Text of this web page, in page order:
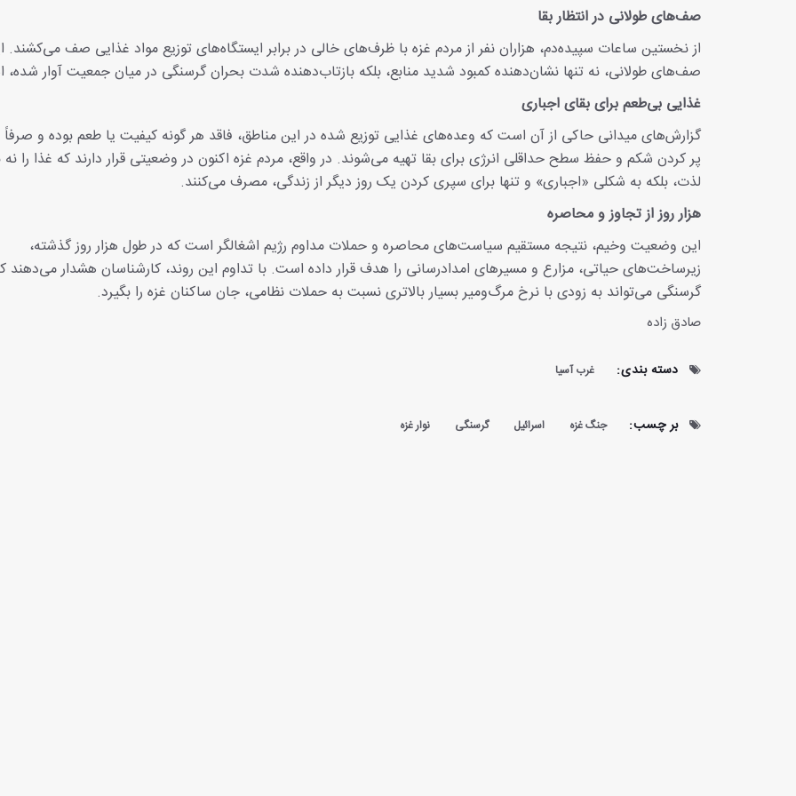
صف‌های طولانی در انتظار بقا
از نخستین ساعات سپیده‌دم، هزاران نفر از مردم غزه با ظرف‌های خالی در برابر ایستگاه‌های توزیع مواد غذایی صف می‌کشند.
صف‌های طولانی، نه تنها نشان‌دهنده کمبود شدید منابع، بلکه بازتاب‌دهنده شدت بحران گرسنگی در میان جمعیت آوار
غذایی بی‌طعم برای بقای اجباری
گزارش‌های میدانی حاکی از آن است که وعده‌های غذایی توزیع شده در این مناطق، فاقد هر گونه کیفیت یا طعم بوده و
پر کردن شکم و حفظ سطح حداقلی انرژی برای بقا تهیه می‌شوند. در واقع، مردم غزه اکنون در وضعیتی قرار دارند که غذا را نه
لذت، بلکه به شکلی «اجباری» و تنها برای سپری کردن یک روز دیگر از زندگی، مصرف می‌کنند.
هزار روز از تجاوز و محاصره
این وضعیت وخیم، نتیجه مستقیم سیاست‌های محاصره و حملات مداوم رژیم اشغالگر است که در طول هزار روز گذشته،
زیرساخت‌های حیاتی، مزارع و مسیرهای امدادرسانی را هدف قرار داده‌ است. با تداوم این روند، کارشناسان هشدار می‌دهند
گرسنگی می‌تواند به زودی با نرخ مرگ‌ومیر بسیار بالاتری نسبت به حملات نظامی، جان ساکنان غزه را بگیرد.
صادق زاده
دسته بندی: غرب آسیا
بر چسب: جنگ غزه اسرائیل گرسنگی نوار غزه